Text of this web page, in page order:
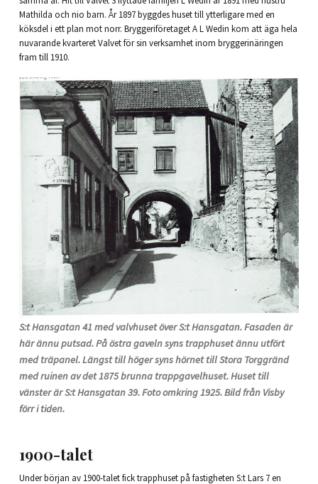
Mathilda och nio barn. År 1897 byggdes huset till ytterligare med en
köksdel i ett plan mot norr. Bryggeriföretaget A L Wedin kom att äga hela
nuvarande kvarteret Valvet för sin verksamhet inom bryggerinäringen
fram till 1910.
S:t Hansgatan 41 med valvhuset över S:t Hansgatan. Fasaden är
här ännu putsad. På östra gaveln syns trapphuset ännu utfört
med träpanel. Längst till höger syns hörnet till Stora Torggränd
med ruinen av det 1875 brunna trappgavelhuset. Huset till
vänster är S:t Hansgatan 39. Foto omkring 1925. Bild från Visby
förr i tiden.
1900-talet
Under början av 1900-talet fick trapphuset på fastigheten S:t Lars 7 en